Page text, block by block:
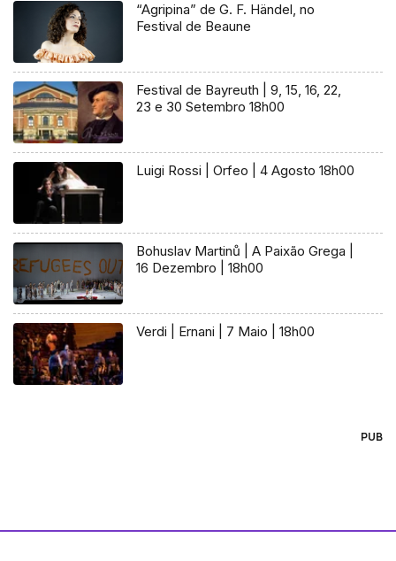
“Agripina” de G. F. Händel, no
Festival de Beaune
Festival de Bayreuth | 9, 15, 16, 22,
23 e 30 Setembro 18h00
Luigi Rossi | Orfeo | 4 Agosto 18h00
Bohuslav Martinů | A Paixão Grega |
16 Dezembro | 18h00
Verdi | Ernani | 7 Maio | 18h00
PUB